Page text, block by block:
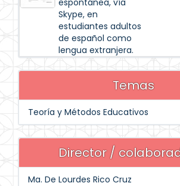
espontánea, vía
Skype, en
estudiantes adultos
de español como
lengua extranjera.
Temas
Teoría y Métodos Educativos
Director /
Ma. De Lourdes Rico Cruz